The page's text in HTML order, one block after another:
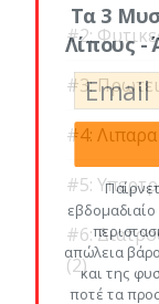
#2:
#3:
#4:
#5:
#6:
(2)
Τα 3
Λίπους -
απώλεια
και της
ποτέ τα